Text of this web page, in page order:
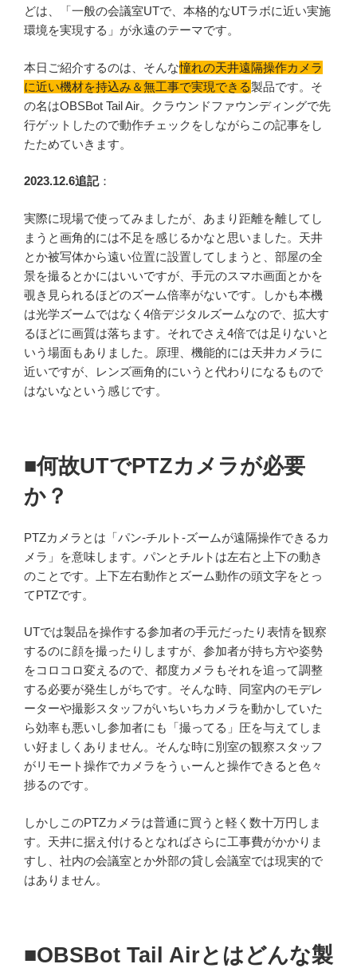
どは、「一般の会議室UTで、本格的なUTラボに近い実施
環境を実現する」が永遠のテーマです。
本日ご紹介するのは、そんな憧れの天井遠隔操作カメラ
に近い機材を持込み＆無工事で実現できる製品です。そ
の名はOBSBot Tail Air。クラウンドファウンディングで先
行ゲットしたので動作チェックをしながらこの記事をし
たためていきます。
2023.12.6追記：
実際に現場で使ってみましたが、あまり距離を離してし
まうと画角的には不足を感じるかなと思いました。天井
とか被写体から遠い位置に設置してしまうと、部屋の全
景を撮るとかにはいいですが、手元のスマホ画面とかを
覗き見られるほどのズーム倍率がないです。しかも本機
は光学ズームではなく4倍デジタルズームなので、拡大す
るほどに画質は落ちます。それでさえ4倍では足りないと
いう場面もありました。原理、機能的には天井カメラに
近いですが、レンズ画角的にいうと代わりになるもので
はないなという感じです。
■何故UTでPTZカメラが必要
か？
PTZカメラとは「パン-チルト-ズームが遠隔操作できるカ
メラ」を意味します。パンとチルトは左右と上下の動き
のことです。上下左右動作とズーム動作の頭文字をとっ
てPTZです。
UTでは製品を操作する参加者の手元だったり表情を観察
するのに顔を撮ったりしますが、参加者が持ち方や姿勢
をコロコロ変えるので、都度カメラもそれを追って調整
する必要が発生しがちです。そんな時、同室内のモデレ
ーターや撮影スタッフがいちいちカメラを動かしていた
ら効率も悪いし参加者にも「撮ってる」圧を与えてしま
い好ましくありません。そんな時に別室の観察スタッフ
がリモート操作でカメラをうぃーんと操作できると色々
捗るのです。
しかしこのPTZカメラは普通に買うと軽く数十万円しま
す。天井に据え付けるとなればさらに工事費がかかりま
すし、社内の会議室とか外部の貸し会議室では現実的で
はありません。
■OBSBot Tail Airとはどんな製